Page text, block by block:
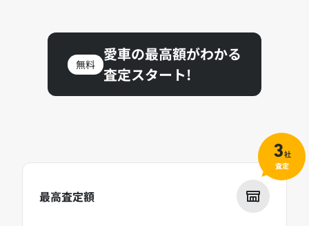
無料
愛車の最高額がわかる
査定スタート!
最高査定額
3社
査定